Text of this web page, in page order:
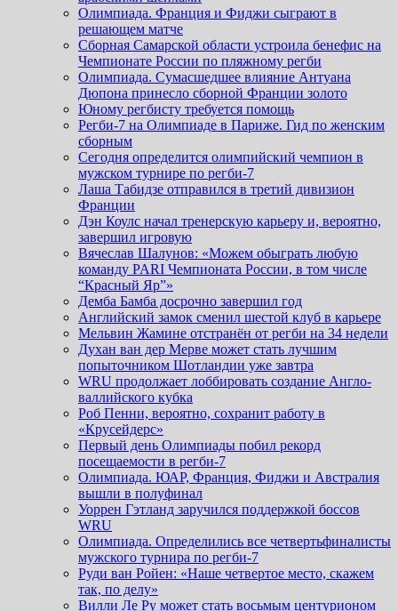
Олимпиада. Франция и Фиджи сыграют в
решающем матче
Сборная Самарской области устроила бенефис на
Чемпионате России по пляжному регби
Олимпиада. Сумасшедшее влияние Антуана
Дюпона принесло сборной Франции золото
Юному регбисту требуется помощь
Регби-7 на Олимпиаде в Париже. Гид по женским
сборным
Сегодня определится олимпийский чемпион в
мужском турнире по регби-7
Лаша Табидзе отправился в третий дивизион
Франции
Дэн Коулс начал тренерскую карьеру и, вероятно,
завершил игровую
Вячеслав Шалунов: «Можем обыграть любую
команду PARI Чемпионата России, в том числе
“Красный Яр”»
Демба Бамба досрочно завершил год
Английский замок сменил шестой клуб в карьере
Мельвин Жамине отстранён от регби на 34 недели
Духан ван дер Мерве может стать лучшим
попыточником Шотландии уже завтра
WRU продолжает лоббировать создание Англо-
валлийского кубка
Роб Пенни, вероятно, сохранит работу в
«Крусейдерс»
Первый день Олимпиады побил рекорд
посещаемости в регби-7
Олимпиада. ЮАР, Франция, Фиджи и Австралия
вышли в полуфинал
Уоррен Гэтланд заручился поддержкой боссов
WRU
Олимпиада. Определились все четвертьфиналисты
мужского турнира по регби-7
Руди ван Ройен: «Наше четвертое место, скажем
так, по делу»
Вилли Ле Ру может стать восьмым центурионом